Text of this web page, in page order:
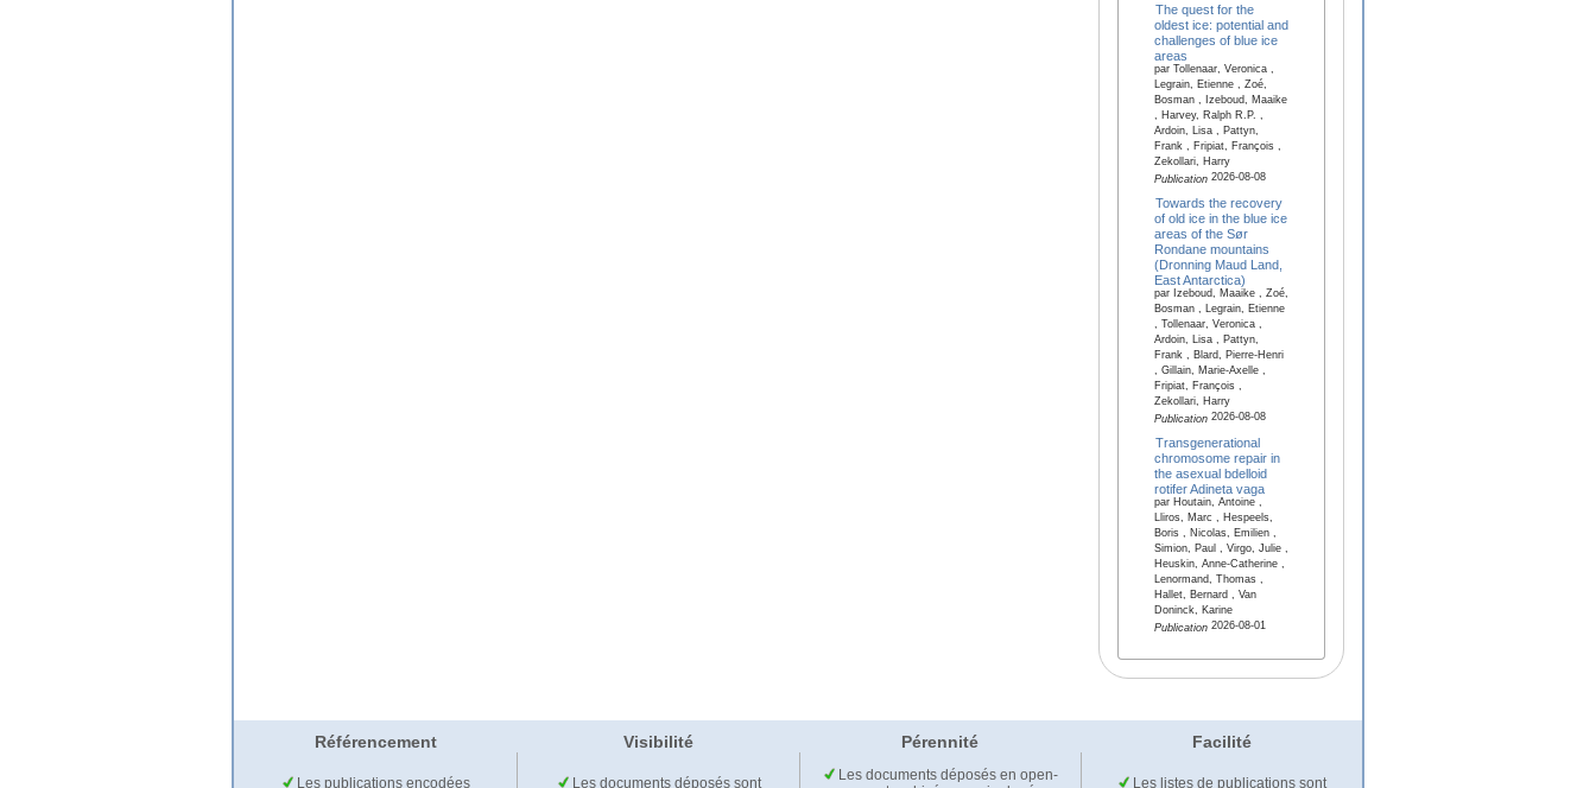
The quest for the
oldest ice: potential and
challenges of blue ice
areas
par Tollenaar, Veronica ,
Legrain, Etienne , Zoé,
Bosman , Izeboud, Maaike
, Harvey, Ralph R.P. ,
Ardoin, Lisa , Pattyn,
Frank , Fripiat, François ,
Zekollari, Harry
Publication2026-08-08
Towards the recovery
of old ice in the blue ice
areas of the Sør
Rondane mountains
(Dronning Maud Land,
East Antarctica)
par Izeboud, Maaike , Zoé,
Bosman , Legrain, Etienne
, Tollenaar, Veronica ,
Ardoin, Lisa , Pattyn,
Frank , Blard, Pierre-Henri
, Gillain, Marie-Axelle ,
Fripiat, François ,
Zekollari, Harry
Publication2026-08-08
Transgenerational
chromosome repair in
the asexual bdelloid
rotifer Adineta vaga
par Houtain, Antoine ,
Lliros, Marc , Hespeels,
Boris , Nicolas, Emilien ,
Simion, Paul , Virgo, Julie ,
Heuskin, Anne-Catherine ,
Lenormand, Thomas ,
Hallet, Bernard , Van
Doninck, Karine
Publication2026-08-01
Référencement Visibilité Pérennité Facilité
Les publications encodées Les documents déposés sont
Les documents déposés en open-
Les listes de publications sont